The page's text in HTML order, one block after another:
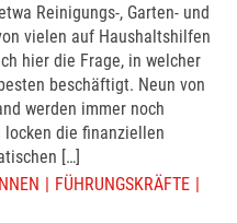
Reinigungs-, Garten- und
vielen auf Haushaltshilfen
hier die Frage, in welcher
beschäftigt. Neun von
werden immer noch
die finanziellen
[…]
FÜHRUNGSKRÄFTE